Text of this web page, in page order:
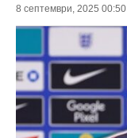
8 септември, 2025 00:50